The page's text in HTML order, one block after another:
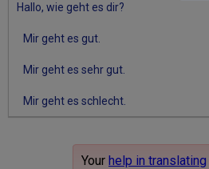
Hallo, wie geht es dir?
Mir geht es gut.
Mir geht es sehr gut.
Mir geht es schlecht.
Your help in translating